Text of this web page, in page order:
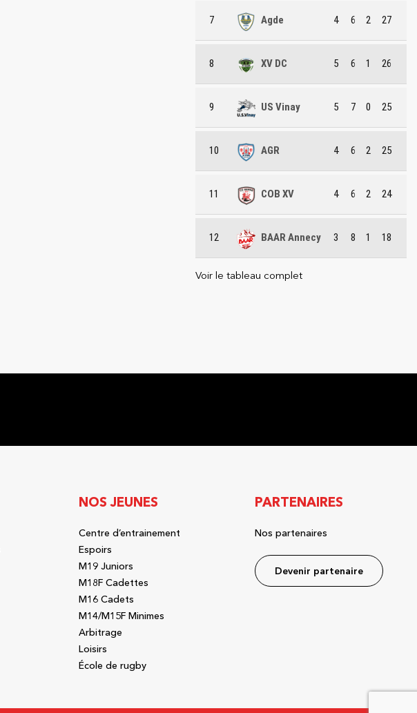
7 Agde 4 6 2 27
8 XV DC 5 6 1 26
9 US Vinay 5 7 0 25
10 AGR 4 6 2 25
11 COB XV 4 6 2 24
12 BAAR Annecy 3 8 1 18
Voir le tableau complet
NOS JEUNES
Centre d’entrainement
Espoirs
M19 Juniors
M18F Cadettes
M16 Cadets
M14/M15F Minimes
Arbitrage
Loisirs
École de rugby
PARTENAIRES
Nos partenaires
Devenir partenaire